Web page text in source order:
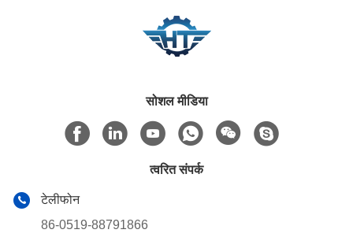
सोशल मीडिया
त्वरित संपर्क
टेलीफोन
86-0519-88791866